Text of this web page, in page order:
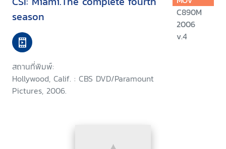
season
สถานที่พิมพ์:
Hollywood, Calif. : CBS DVD/Paramount
Pictures, 2006.
C890M
2006
v.4